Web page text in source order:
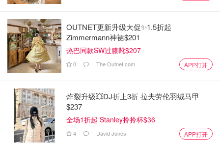
OUTNET更新升级大促✨1.5折起
Zimmermann神裙$201
热巴同款SW过膝靴$207
0 The Outnet.com APP打开
炸裂升级💥DJ折上3折 拉夫劳伦羽绒马甲
$237
全场1折起 Stanley拎拎杯$36
4 David Jones APP打开